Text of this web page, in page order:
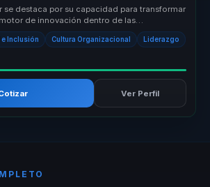
se destaca por su capacidad para transformar
de innovación dentro de las
Inclusión Cultura Organizacional Liderazgo
Ver Perfil